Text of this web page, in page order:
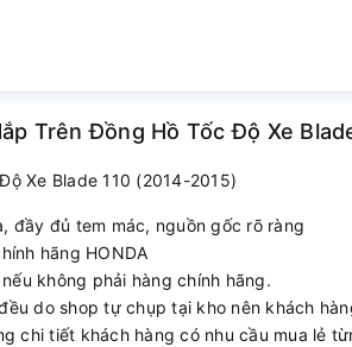
Trên Đồng Hồ Tốc Độ Xe
Xe Blade 110 (2014-2015)
đầy đủ tem mác, nguồn gốc rõ ràng
hãng HONDA
không phải hàng chính hãng.
do shop tự chụp tại kho nên khách
chi tiết khách hàng có nhu cầu mua lẻ